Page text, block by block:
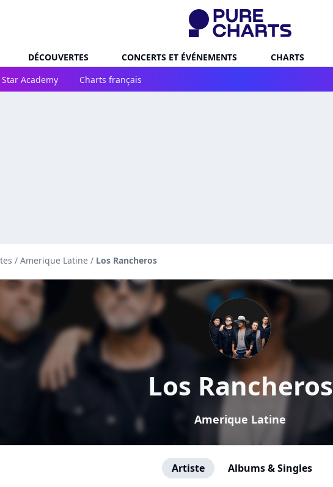
DÉCOUVERTES CONCERTS ET ÉVÉNEMENTS CHARTS
Star Academy Charts français
/ Amerique Latine / Los Rancheros
Los Rancheros
Amerique Latine
Artiste Albums & Singles